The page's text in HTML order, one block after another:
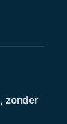
zonder